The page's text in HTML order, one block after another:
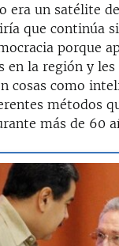
era un satélite
que continúa
porque
en la región y les
cosas como
métodos
más de 60